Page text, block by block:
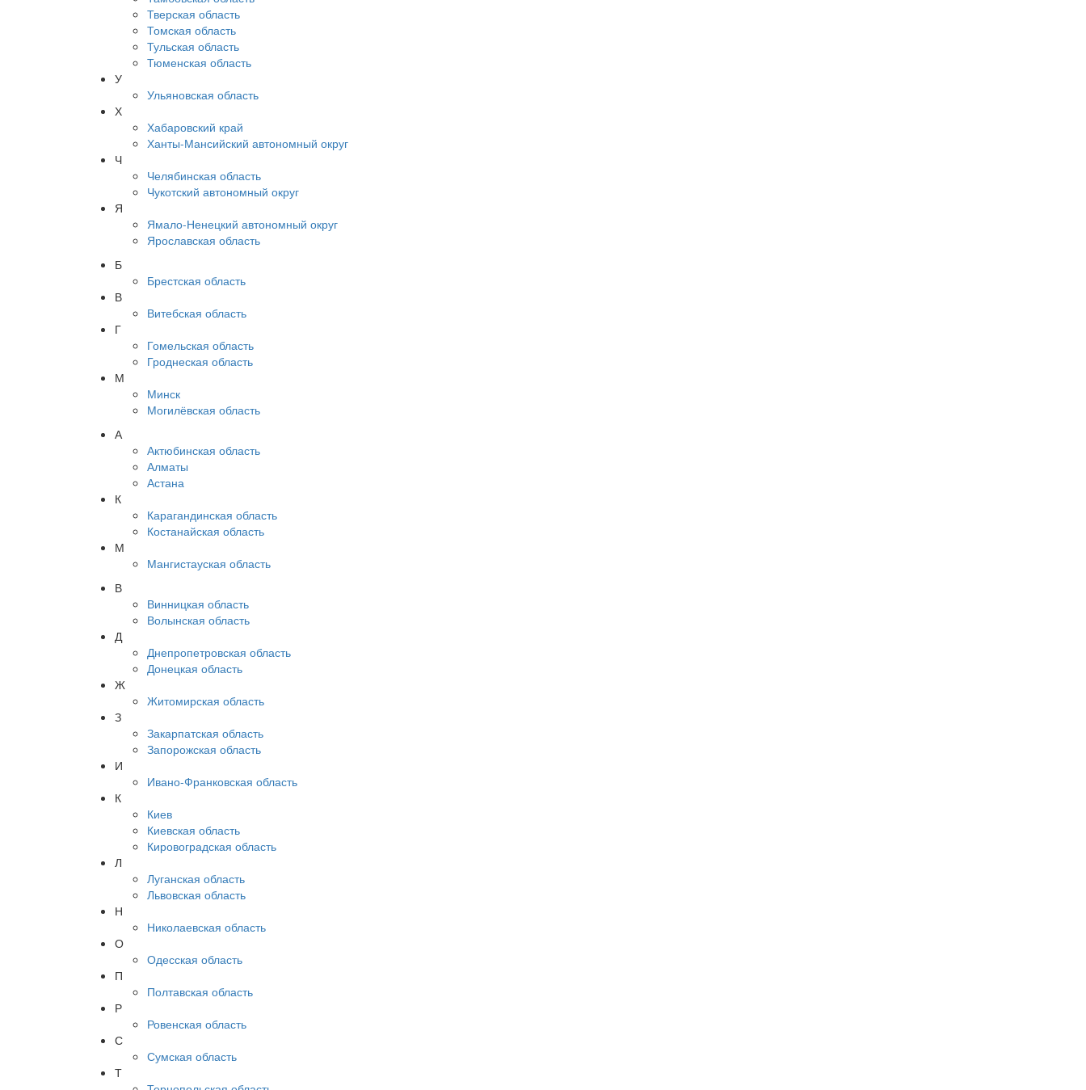
Тверская область
Томская область
Тульская область
Тюменская область
У
Ульяновская область
Х
Хабаровский край
Ханты-Мансийский автономный округ
Ч
Челябинская область
Чукотский автономный округ
Я
Ямало-Ненецкий автономный округ
Ярославская область
Б
Брестская область
В
Витебская область
Г
Гомельская область
Гроднеская область
М
Минск
Могилёвская область
А
Актюбинская область
Алматы
Астана
К
Карагандинская область
Костанайская область
М
Мангистауская область
В
Винницкая область
Волынская область
Д
Днепропетровская область
Донецкая область
Ж
Житомирская область
З
Закарпатская область
Запорожская область
И
Ивано-Франковская область
К
Киев
Киевская область
Кировоградская область
Л
Луганская область
Львовская область
Н
Николаевская область
О
Одесская область
П
Полтавская область
Р
Ровенская область
С
Сумская область
Т